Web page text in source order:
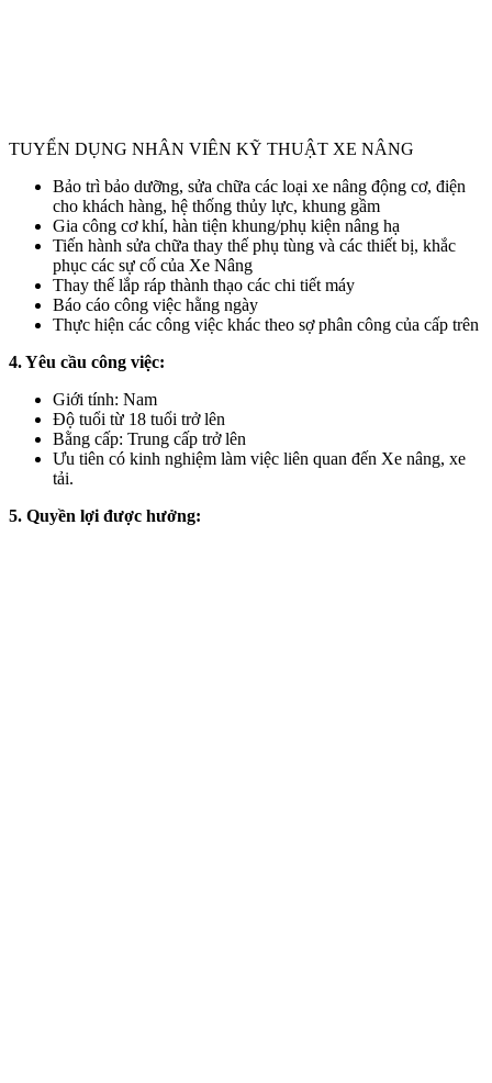
TUYỂN DỤNG NHÂN VIÊN KỸ THUẬT XE NÂNG
Bảo trì bảo dưỡng, sửa chữa các loại xe nâng động cơ, điện
cho khách hàng, hệ thống thủy lực, khung gầm
Gia công cơ khí, hàn tiện khung/phụ kiện nâng hạ
Tiến hành sửa chữa thay thế phụ tùng và các thiết bị, khắc
phục các sự cố của Xe Nâng
Thay thế lắp ráp thành thạo các chi tiết máy
Báo cáo công việc hằng ngày
Thực hiện các công việc khác theo sợ phân công của cấp trên
4. Yêu cầu công việc:
Giới tính: Nam
Độ tuổi từ 18 tuổi trở lên
Bằng cấp: Trung cấp trở lên
Ưu tiên có kinh nghiệm làm việc liên quan đến Xe nâng, xe
tải.
5. Quyền lợi được hưởng: